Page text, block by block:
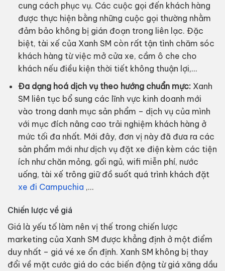
cung cách phục vụ. Các cuộc gọi đến khách hàng
được thực hiện bằng những cuộc gọi thường nhằm
đảm bảo không bị gián đoạn trong liên lạc. Đặc
biệt, tài xế của Xanh SM còn rất tận tình chăm sóc
khách hàng từ việc mở cửa xe, cầm ô che cho
khách nếu điều kiện thời tiết không thuận lợi,…
Đa dạng hoá dịch vụ theo hướng chuẩn mực: Xanh
SM liên tục bổ sung các lĩnh vực kinh doanh mới
vào trong danh mục sản phẩm – dịch vụ của mình
với mục đích nâng cao trải nghiệm khách hàng ở
mức tối đa nhất. Mới đây, đơn vị này đã đưa ra các
sản phẩm mới như dịch vụ đặt xe điện kèm các tiện
ích như chăn mỏng, gối ngủ, wifi miễn phí, nước
uống, tài xế trông giữ đồ suốt quá trình khách đặt
xe đi Campuchia ,…
Chiến lược về giá
Giá là yếu tố làm nên vị thế trong chiến lược
marketing của Xanh SM được khẳng định ở một điểm
duy nhất – giá vé xe ổn định. Xanh SM không bị thay
đổi về mặt cước giá do các biến động từ giá xăng dầu